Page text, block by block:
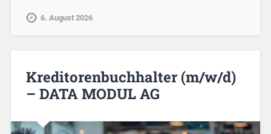
6. August 2026
Kreditorenbuchhalter (m/w/d)
– DATA MODUL AG